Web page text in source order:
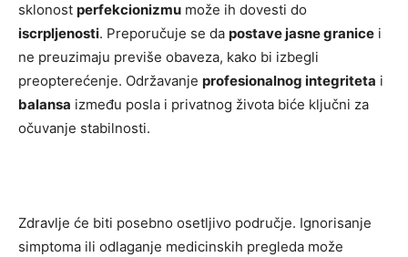
sklonost perfekcionizmu može ih dovesti do
iscrpljenosti. Preporučuje se da postave jasne granice i
ne preuzimaju previše obaveza, kako bi izbegli
preopterećenje. Održavanje profesionalnog integriteta i
balansa između posla i privatnog života biće ključni za
očuvanje stabilnosti.
Zdravlje će biti posebno osetljivo područje. Ignorisanje
simptoma ili odlaganje medicinskih pregleda može